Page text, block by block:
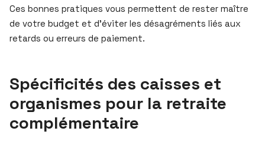
Ces bonnes pratiques vous permettent de rester maître
de votre budget et d’éviter les désagréments liés aux
retards ou erreurs de paiement.
Spécificités des caisses et
organismes pour la retraite
complémentaire